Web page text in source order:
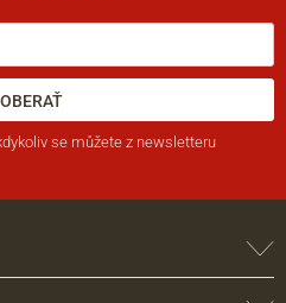
se můžete z newsletteru